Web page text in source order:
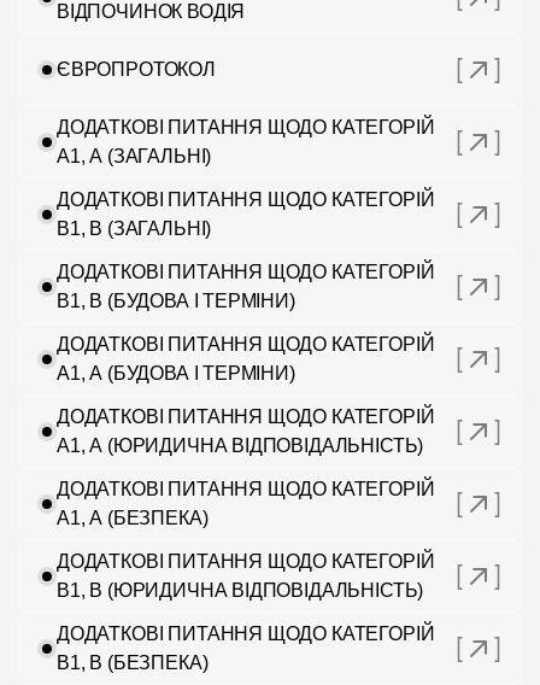
ОНЛАЙН НАВЧАННЯ
ВІДПОЧИНОК ВОДІЯ
ЄВРОПРОТОКОЛ
ДОДАТКОВІ ПИТАННЯ ЩОДО КАТЕГОРІЙ
А1, А (ЗАГАЛЬНІ)
ДОДАТКОВІ ПИТАННЯ ЩОДО КАТЕГОРІЙ
В1, В (ЗАГАЛЬНІ)
ДОДАТКОВІ ПИТАННЯ ЩОДО КАТЕГОРІЙ
В1, В (БУДОВА І ТЕРМІНИ)
ДОДАТКОВІ ПИТАННЯ ЩОДО КАТЕГОРІЙ
А1, А (БУДОВА І ТЕРМІНИ)
ДОДАТКОВІ ПИТАННЯ ЩОДО КАТЕГОРІЙ
А1, А (ЮРИДИЧНА ВІДПОВІДАЛЬНІСТЬ)
ДОДАТКОВІ ПИТАННЯ ЩОДО КАТЕГОРІЙ
А1, А (БЕЗПЕКА)
ДОДАТКОВІ ПИТАННЯ ЩОДО КАТЕГОРІЙ
В1, В (ЮРИДИЧНА ВІДПОВІДАЛЬНІСТЬ)
ДОДАТКОВІ ПИТАННЯ ЩОДО КАТЕГОРІЙ
В1, В (БЕЗПЕКА)